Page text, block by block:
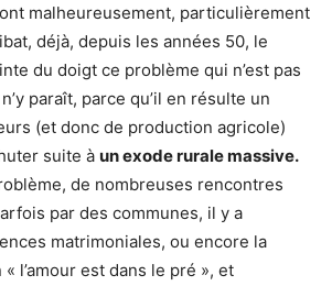
malheureusement, particulièrement
déjà, depuis les années 50, le
du doigt ce problème qui n’est pas
paraît, parce qu’il en résulte un
(et donc de production agricole)
suite à un exode rurale massive.
de nombreuses rencontres
par des communes, il y a
matrimoniales, ou encore la
l’amour est dans le pré », et